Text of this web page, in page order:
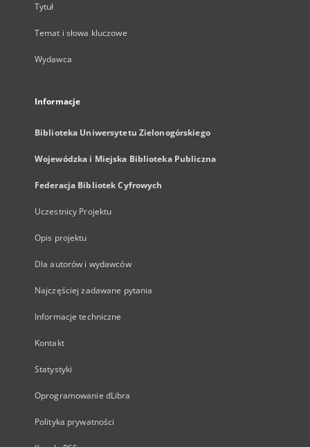
Tytuł
Temat i słowa kluczowe
Wydawca
Informacje
Biblioteka Uniwersytetu Zielonogórskiego
Wojewódzka i Miejska Biblioteka Publiczna
Federacja Bibliotek Cyfrowych
Uczestnicy Projektu
Opis projektu
Dla autorów i wydawców
Najczęściej zadawane pytania
Informacje techniczne
Kontakt
Statystyki
Oprogramowanie dLibra
Polityka prywatności